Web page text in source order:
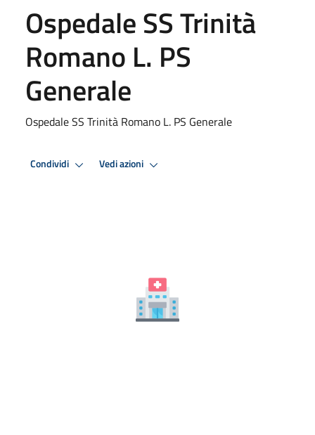
Ospedale SS Trinità
Romano L. PS
Generale
Ospedale SS Trinità Romano L. PS Generale
Condividi Vedi azioni